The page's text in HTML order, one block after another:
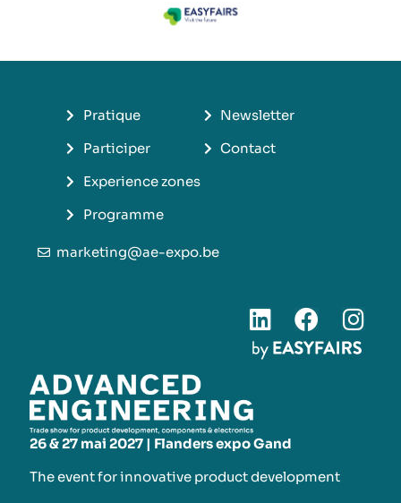
26 & 27 mai 2027 | Flanders expo Gand
The event for innovative product development​
Pratique
Participer
Experience zones
Programme
Newsletter
Contact
marketing@ae-expo.be